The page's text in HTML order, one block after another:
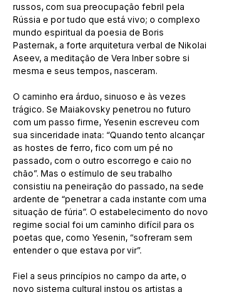
russos, com sua preocupação febril pela
Rússia e por tudo que está vivo; o complexo
mundo espiritual da poesia de Boris
Pasternak, a forte arquitetura verbal de Nikolai
Aseev, a meditação de Vera Inber sobre si
mesma e seus tempos, nasceram.
O caminho era árduo, sinuoso e às vezes
trágico. Se Maiakovsky penetrou no futuro
com um passo firme, Yesenin escreveu com
sua sinceridade inata: “Quando tento alcançar
as hostes de ferro, fico com um pé no
passado, com o outro escorrego e caio no
chão”. Mas o estímulo de seu trabalho
consistiu na peneiração do passado, na sede
ardente de “penetrar a cada instante com uma
situação de fúria”. O estabelecimento do novo
regime social foi um caminho difícil para os
poetas que, como Yesenin, “sofreram sem
entender o que estava por vir”.
Fiel a seus princípios no campo da arte, o
novo sistema cultural instou os artistas a